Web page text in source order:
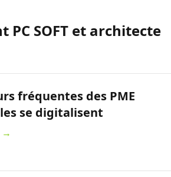
SOFT et architecte
fréquentes des PME
se digitalisent
→